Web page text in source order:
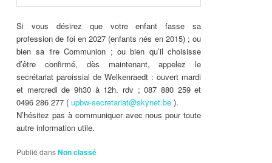
Si vous désirez que votre enfant fasse sa
profession de foi en 2027 (enfants nés en 2015) ; ou
bien sa 1re Communion ; ou bien qu’il choisisse
d’être confirmé, dès maintenant, appelez le
secrétariat paroissial de Welkenraedt : ouvert mardi
et mercredi de 9h30 à 12h. rdv ; 087 880 259 et
0496 286 277 (upbw-secretariat@skynet.be ).
N’hésitez pas à communiquer avec nous pour toute
autre information utile.
Publié dansNon classé